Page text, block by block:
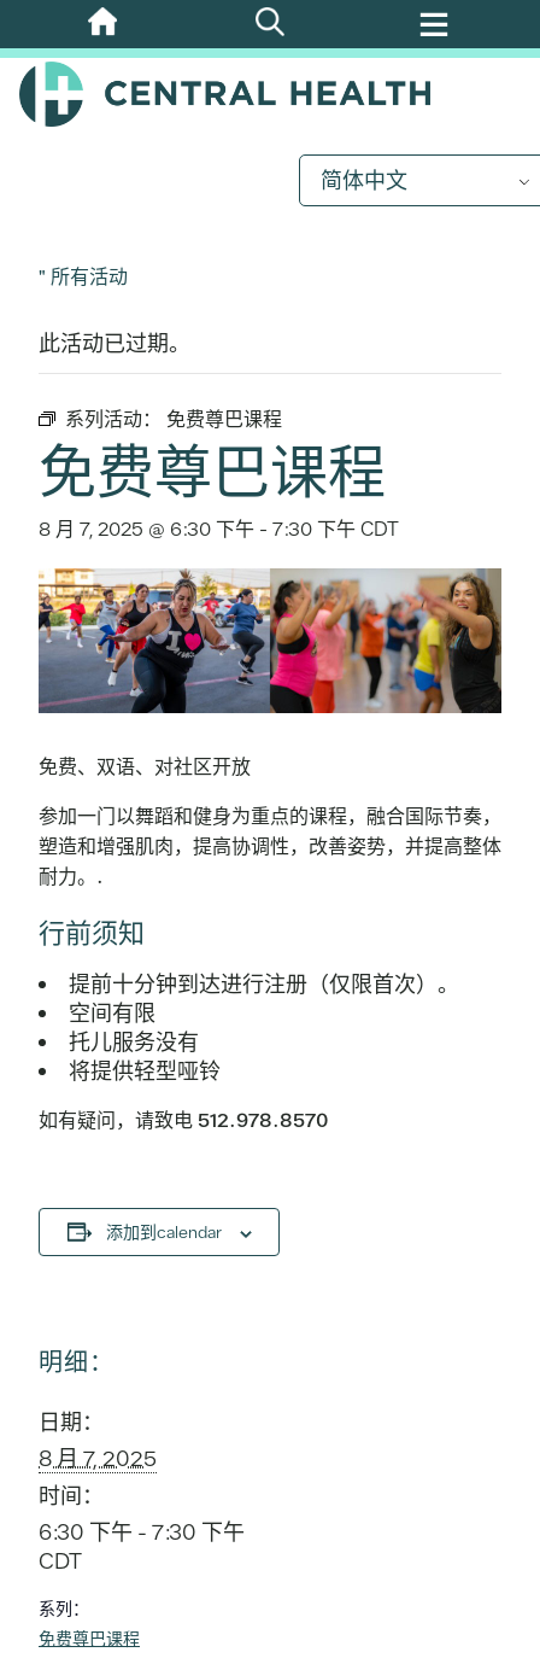
跳
至
主
简体中文
" 所有活动
此活动已过期。
系列活动： 免费尊巴课程
免费尊巴课程
8 月 7, 2025 @ 6:30 下午 - 7:30 下午CDT
免费、双语、对社区开放
参加一门以舞蹈和健身为重点的课程，融合国际节奏，
塑造和增强肌肉，提高协调性，改善姿势，并提高整体
耐力。.
行前须知
提前十分钟到达进行注册（仅限首次）。
空间有限
托儿服务没有
将提供轻型哑铃
如有疑问，请致电 512.978.8570
添加到calendar
明细：
日期：
8 月 7, 2025
时间：
6:30 下午 - 7:30 下午
CDT
系列：
免费尊巴课程